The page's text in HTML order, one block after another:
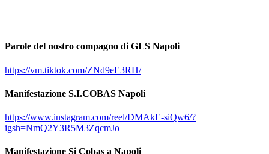
Parole del nostro compagno di GLS Napoli
https://vm.tiktok.com/ZNd9eE3RH/
Manifestazione S.I.COBAS Napoli
https://www.instagram.com/reel/DMAkE-siQw6/?
igsh=NmQ2Y3R5M3ZqcmJo
Manifestazione Si Cobas a Napoli